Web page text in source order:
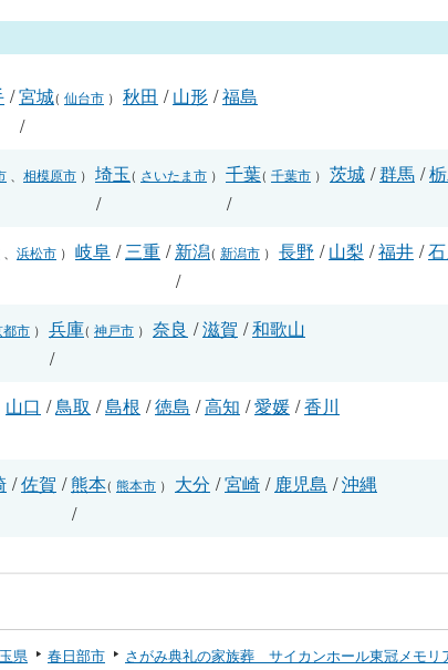
/宮城（ 仙台市 ）
/
秋田 /山形 /福島
相模原市 ） 埼玉（ さいたま市 ）
/
千葉（ 千葉市 ）
/
茨城 /群馬 /
浜松市 ） 岐阜 /三重 /新潟（ 新潟市 ）
/
長野 /山梨 /福井 /
都市 ） 兵庫（ 神戸市 ）
/
奈良 /滋賀 /和歌山
山口 /鳥取 /島根 /徳島 /高知 /愛媛 /香川
/佐賀 /熊本（ 熊本市 ）
/
大分 /宮崎 / 鹿児島 /沖縄
県 春日部市 さがみ典礼の家族葬 サイカンホール東冠メモリ